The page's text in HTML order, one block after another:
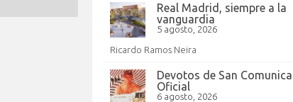
Real Madrid, siempre a la
vanguardia
5 agosto, 2026
Ricardo Ramos Neira
Devotos de San
Oficial
6 agosto, 2026